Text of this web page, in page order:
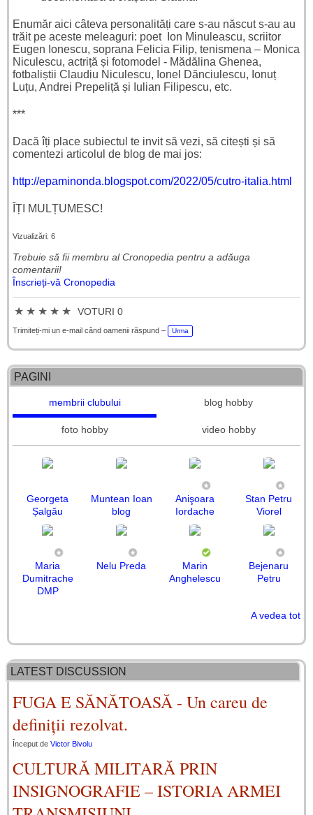
Enumăr aici câteva personalități care s-au născut s-au au
trăit pe aceste meleaguri: poet Ion Minuleascu, scriitor
Eugen Ionescu, soprana Felicia Filip, tenismena – Monica
Niculescu, actriță și fotomodel - Mădălina Ghenea,
fotbaliștii Claudiu Niculescu, Ionel Dănciulescu, Ionuț
Luțu, Andrei Prepeliță și Iulian Filipescu, etc.
***
Dacă îți place subiectul te invit să vezi, să citești și să
comentezi articolul de blog de mai jos:
http://epaminonda.blogspot.com/2022/05/cutro-italia.html
ÎȚI MULȚUMESC!
Vizualizări: 6
Trebuie să fii membru al Cronopedia ​​pentru a adăuga
comentarii!
Înscrieți-vă Cronopedia
★ ★ ★ ★ ★ VOTURI 0
Trimiteți-mi un e-mail când oamenii răspund – Urma
PAGINI
membrii clubului blog hobby
foto hobby video hobby
Georgeta
Șalgău
Muntean Ioan
blog
Anişoara
Iordache
Stan Petru
Viorel
Maria
Dumitrache
DMP
Nelu Preda
Marin
Anghelescu
Bejenaru
Petru
CARACAS
MIRCEA
FLORIN
Mariana
Rogoz
Stratulat
Maria-Ileana
Tănase
Daniela
Vîlceanu
Matei Ioaniţiu Paul Rotaru Johnny Em
Nitu
Constantin
Rodica
Bogdan
Petru Plătică Pop Dorina Ada Nemescu
DANDU
BRIEL
Constantin
Bidulescu
A vedea tot
LATEST DISCUSSION
FUGA E SĂNĂTOASĂ - Un careu de
definiții rezolvat.
Început de Victor Bivolu
CULTURĂ MILITARĂ PRIN
INSIGNOGRAFIE – ISTORIA ARMEI